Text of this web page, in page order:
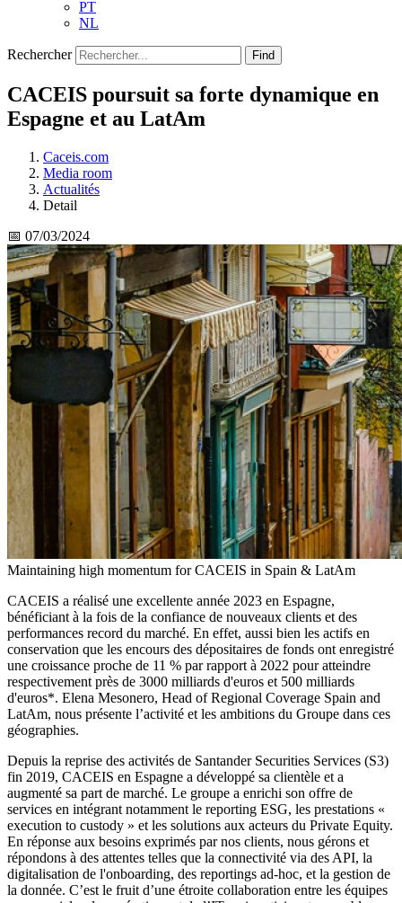
PT
NL
Rechercher Find
CACEIS poursuit sa forte dynamique en
Espagne et au LatAm
Caceis.com
Media room
Actualités
Detail
📅 07/03/2024
Maintaining high momentum for CACEIS in Spain & LatAm
CACEIS a réalisé une excellente année 2023 en Espagne,
bénéficiant à la fois de la confiance de nouveaux clients et des
performances record du marché. En effet, aussi bien les actifs en
conservation que les encours des dépositaires de fonds ont enregistré
une croissance proche de 11 % par rapport à 2022 pour atteindre
respectivement près de 3000 milliards d'euros et 500 milliards
d'euros*. Elena Mesonero, Head of Regional Coverage Spain and
LatAm, nous présente l’activité et les ambitions du Groupe dans ces
géographies.
Depuis la reprise des activités de Santander Securities Services (S3)
fin 2019, CACEIS en Espagne a développé sa clientèle et a
augmenté sa part de marché. Le groupe a enrichi son offre de
services en intégrant notamment le reporting ESG, les prestations «
execution to custody » et les solutions aux acteurs du Private Equity.
En réponse aux besoins exprimés par nos clients, nous gérons et
répondons à des attentes telles que la connectivité via des API, la
digitalisation de l'onboarding, des reportings ad-hoc, et la gestion de
la donnée. C’est le fruit d’une étroite collaboration entre les équipes